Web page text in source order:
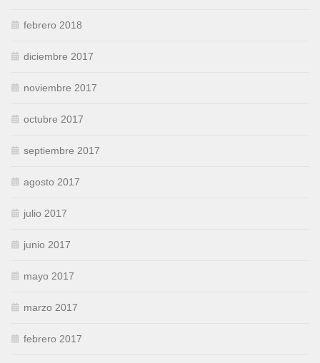
febrero 2018
diciembre 2017
noviembre 2017
octubre 2017
septiembre 2017
agosto 2017
julio 2017
junio 2017
mayo 2017
marzo 2017
febrero 2017